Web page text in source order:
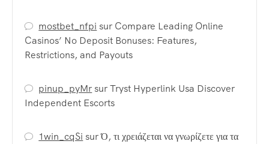
mostbet_nfpi sur Compare Leading Online
Casinos’ No Deposit Bonuses: Features,
Restrictions, and Payouts
pinup_pyMrsurTryst Hyperlink Usa Discover
Independent Escorts
1win_cqSi surΌ, τι χρειάζεται να γνωρίζετε για τα